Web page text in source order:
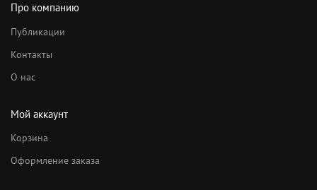
Про компанию
Публикации
Контакты
О нас
Мой аккаунт
Корзина
Оформление заказа